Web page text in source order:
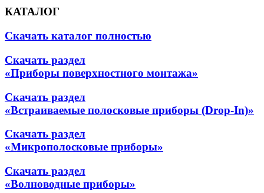
КАТАЛОГ
Скачать каталог полностью
Скачать раздел
«Приборы поверхностного монтажа»
Скачать раздел
«Встраиваемые полосковые приборы (Drop-In)»
Скачать раздел
«Микрополосковые приборы»
Скачать раздел
«Волноводные приборы»